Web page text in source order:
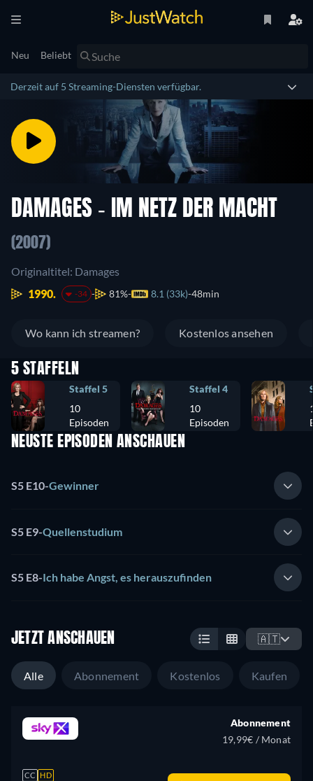
Neu Beliebt
Derzeit auf 5 Streaming-Diensten verfügbar.
DAMAGES - IM NETZ DER MACHT
(2007)
Originaltitel: Damages
1990.
-34 81% 8.1 (33k) 48min
Wo kann ich streamen? Kostenlos ansehen
5 STAFFELN
Staffel 5
10
Episoden
Staffel 4
10
Episoden
NEUSTE EPISODEN ANSCHAUEN
S5 E10-Gewinner
S5 E9-Quellenstudium
S5 E8-Ich habe Angst, es herauszufinden
JETZT ANSCHAUEN 🇦🇹
Alle Abonnement Kostenlos Kaufen
CC HD
Abonnement
19,99€ / Monat